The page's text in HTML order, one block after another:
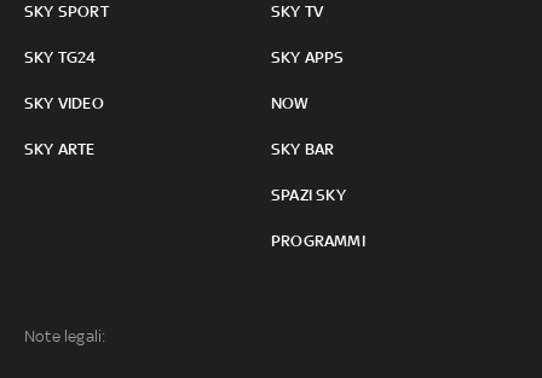
SKY SPORT
SKY TG24
SKY VIDEO
SKY ARTE
SKY TV
SKY APPS
NOW
SKY BAR
SPAZI SKY
PROGRAMMI
Note legali: